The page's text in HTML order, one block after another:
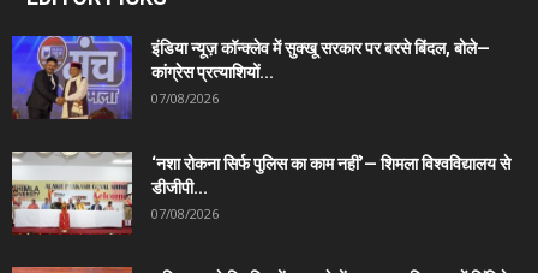
इंडिया न्यूज़ कॉन्क्लेव में सुक्खू सरकार पर बरसे बिंदल, बोले—
कांग्रेस प्रत्याशियों...
07/08/2026
‘नशा रोकना सिर्फ पुलिस का काम नहीं’— शिमला विश्वविद्यालय से
डीजीपी...
07/08/2026